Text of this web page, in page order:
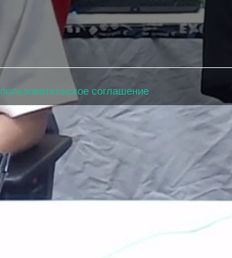
пользовательское соглашение